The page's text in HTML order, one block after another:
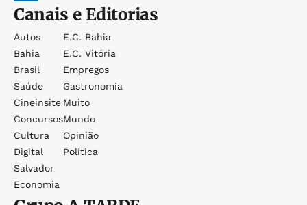
Canais e Editorias
Autos
Bahia
Brasil
Saúde
Cineinsite
Concursos
Cultura
Digital
Salvador
Economia
E.c. Bahia
E.c. Vitória
Empregos
Gastronomia
Muito
Mundo
Opinião
Política